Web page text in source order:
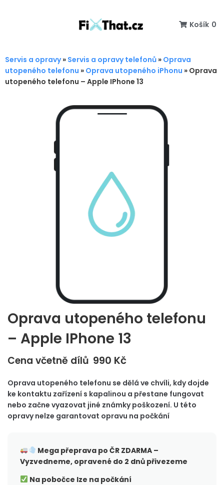
Košík 0
Servis a opravy» Servis a opravy telefonů » Oprava
utopeného telefonu » Oprava utopeného iPhonu » Oprava
utopeného telefonu – Apple IPhone 13
Oprava utopeného telefonu
– Apple IPhone 13
Cena včetně dílů 990 Kč
Oprava utopeného telefonu se dělá ve chvíli, kdy dojde
ke kontaktu zařízení s kapalinou a přestane fungovat
nebo začne vyazovat jiné známky poškození. U této
opravy nelze garantovat opravu na počkání
Mega přeprava po ČRZDARMA –
Vyzvedneme, opravené do 2 dnů přivezeme
Na pobočce lze na počkání